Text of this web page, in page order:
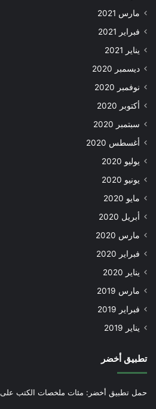
مارس 2021
فبراير 2021
يناير 2021
ديسمبر 2020
نوفمبر 2020
أكتوبر 2020
سبتمبر 2020
أغسطس 2020
يوليو 2020
يونيو 2020
مايو 2020
أبريل 2020
مارس 2020
فبراير 2020
يناير 2020
مارس 2019
فبراير 2019
يناير 2019
تطبيق أخضر
حمل تطبيق أخضر: مئات ملخصات الكتب على